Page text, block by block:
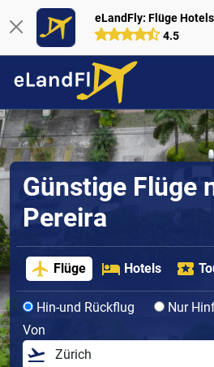
eLandFly: Flüge
4.5
Günstige Flüge
Pereira
Flüge Hotels
Hin-und Rückflug Nur
Von